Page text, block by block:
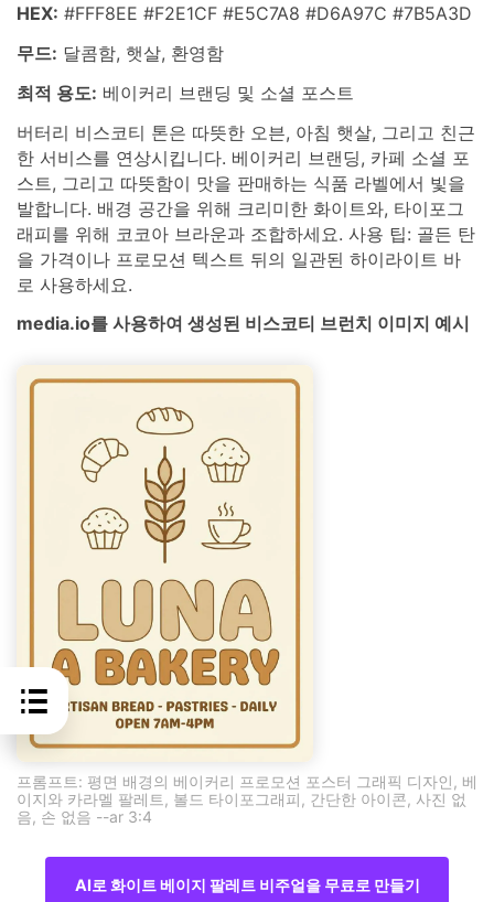
HEX: #FFF8EE #F2E1CF #E5C7A8 #D6A97C #7B5A3D
무드: 달콤함, 햇살, 환영함
최적 용도: 베이커리 브랜딩 및 소셜 포스트
버터리 비스코티 톤은 따뜻한 오븐, 아침 햇살, 그리고 친근
한 서비스를 연상시킵니다. 베이커리 브랜딩, 카페 소셜 포
스트, 그리고 따뜻함이 맛을 판매하는 식품 라벨에서 빛을
발합니다. 배경 공간을 위해 크리미한 화이트와, 타이포그
래피를 위해 코코아 브라운과 조합하세요. 사용 팁: 골든 탄
을 가격이나 프로모션 텍스트 뒤의 일관된 하이라이트 바
로 사용하세요.
media.io를 사용하여 생성된 비스코티 브런치 이미지 예시
프롬프트: 평면 배경의 베이커리 프로모션 포스터 그래픽 디자인, 베
이지와 카라멜 팔레트, 볼드 타이포그래피, 간단한 아이콘, 사진 없
음, 손 없음 --ar 3:4
AI로 화이트 베이지 팔레트 비주얼을 무료로 만들기